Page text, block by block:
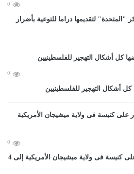
0
لتقديمها دراما للتوعية بأضرار
0
كل أشكال التهجير للفلسطينيين
0
ارتفاع عدد قتلى إطلاق نار على كنيسة فى ولاية ميشيجان الأمريكية إلى 4